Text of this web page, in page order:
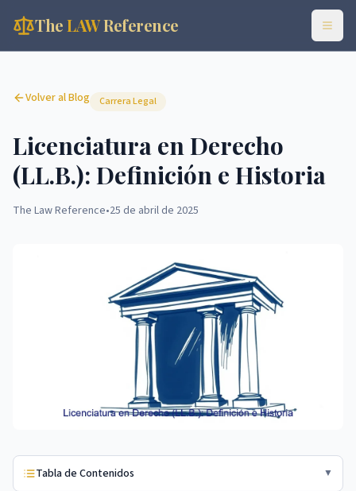
TheLAWReference
Volver al Blog Carrera Legal
Licenciatura en Derecho
(LL.B.): Definición e Historia
The Law Reference•25 de abril de 2025
Tabla de Contenidos ▼